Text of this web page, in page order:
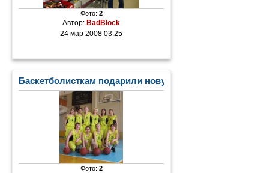
Фото: 2
Автор:BadBlock
24 мар 2008 03:25
Баскетболисткам подарили новую форму
Фото: 2